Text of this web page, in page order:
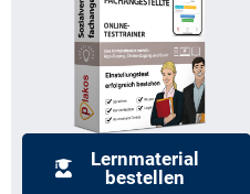
Lernmaterial
bestellen